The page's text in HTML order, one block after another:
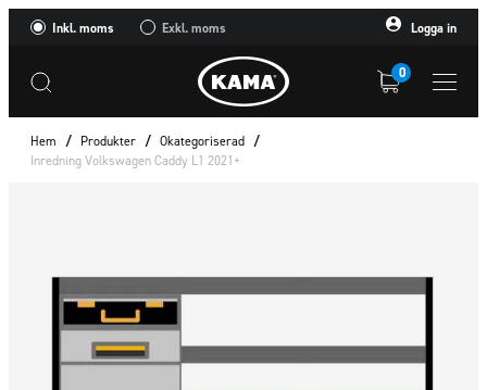
Inkl. moms Exkl. moms Logga in
0
Hem / Produkter / Okategoriserad /
Inredning Volkswagen Caddy L1 2021+